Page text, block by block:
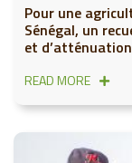
Pour une
Sénégal, un
et
READ MORE